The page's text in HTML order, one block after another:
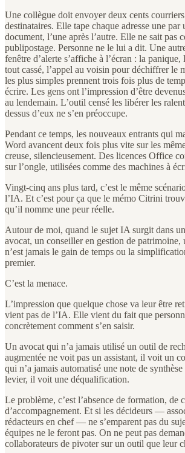
Une collègue doit envoyer deux cents
destinataires. Elle tape chaque adresse une par
document, l’une après l’autre. Elle ne sait pas
publipostage. Personne ne le lui a dit. Une
fenêtre d’alerte s’affiche à l’écran : la
tout cassé, l’appel au voisin pour déchiffrer le
les plus simples prennent trois fois plus de
écrire. Les gens ont l’impression d’être
au lendemain. L’outil censé les libérer les
dessus d’eux ne s’en préoccupe.
Pendant ce temps, les nouveaux entrants qui
Word avancent deux fois plus vite sur les
creuse, silencieusement. Des licences Office
sur l’ongle, utilisées comme des machines à
Vingt-cinq ans plus tard, c’est le même
l’IA. Et c’est pour ça que le mémo Citrini
qu’il nomme une peur réelle.
Autour de moi, quand le sujet IA surgit dans
avocat, un conseiller en gestion de
n’est jamais le gain de temps ou la
premier.
C’est la menace.
L’impression que quelque chose va leur être
vient pas de l’IA. Elle vient du fait que
concrètement comment s’en saisir.
Un avocat qui n’a jamais utilisé un outil de
augmentée ne voit pas un assistant, il voit un
qui n’a jamais automatisé une note de
levier, il voit une déqualification.
Le problème, c’est l’absence de formation, de
d’accompagnement. Et si les décideurs —
rédacteurs en chef — ne s’emparent pas du
équipes ne le feront pas. On ne peut pas
collaborateurs de pivoter sur un outil que leur